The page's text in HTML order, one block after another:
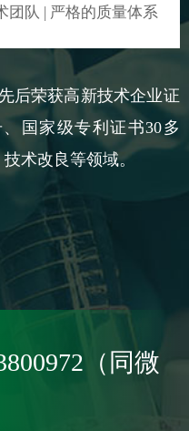
团队 | 严格的质量体系
后荣获高新技术企业证
国家级专利证书30多
术改良等领域。
（同微